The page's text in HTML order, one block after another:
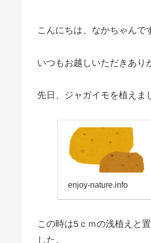
こんにちは、なかちゃんで
いつもお越しいただきあり
先日、ジャガイモを植えま
enjoy-nature.info
この時は5ｃｍの浅植えと
した。